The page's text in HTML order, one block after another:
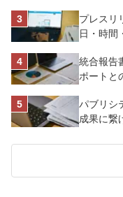
プレスリ
日・時間
統合報告
ポートと
パブリシ
成果に繋